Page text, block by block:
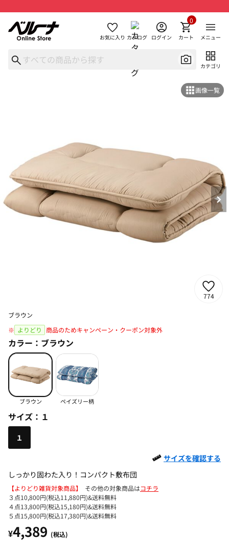
お気に入り カタログ ログイン カート
0
メニュー
カテゴリ
画像一覧
774
ブラウン
※ よりどり 商品のためキャンペーン・クーポン対象外
カラー： ブラウン
ブラウン ペイズリー柄
サイズ： １
１
サイズを確認する
しっかり固わた入り！コンパクト敷布団
【よりどり雑貨対象商品】 その他の対象商品はコチラ
３点10,800円(税込11,880円)&送料無料
４点13,800円(税込15,180円)&送料無料
５点15,800円(税込17,380円)&送料無料
¥4,389 (税込)